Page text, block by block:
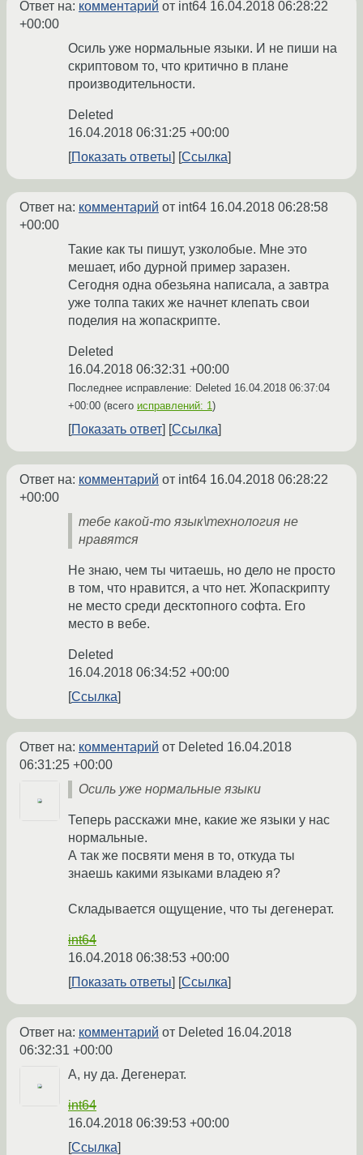
Ответ на: комментарий от int64 16.04.2018 06:28:22
+00:00
Осиль уже нормальные языки. И не пиши на
скриптовом то, что критично в плане
производительности.
Deleted
16.04.2018 06:31:25 +00:00
Показать ответы
Ссылка
Ответ на: комментарий от int64 16.04.2018 06:28:58
+00:00
Такие как ты пишут, узколобые. Мне это
мешает, ибо дурной пример заразен.
Сегодня одна обезьяна написала, а завтра
уже толпа таких же начнет клепать свои
поделия на жопаскрипте.
Deleted
16.04.2018 06:32:31 +00:00
Последнее исправление: Deleted 16.04.2018 06:37:04
+00:00 (всего исправлений: 1)
Показать ответ Ссылка
Ответ на: комментарий от int64 16.04.2018 06:28:22
+00:00
тебе какой-то язык\технология не
нравятся
Не знаю, чем ты читаешь, но дело не просто
в том, что нравится, а что нет. Жопаскрипту
не место среди десктопного софта. Его
место в вебе.
Deleted
16.04.2018 06:34:52 +00:00
Ссылка
Ответ на: комментарий от Deleted 16.04.2018
06:31:25 +00:00
Осиль уже нормальные языки
Теперь расскажи мне, какие же языки у нас
нормальные.
А так же посвяти меня в то, откуда ты
знаешь какими языками владею я?
Складывается ощущение, что ты дегенерат.
int64
16.04.2018 06:38:53 +00:00
Показать ответы
Ссылка
Ответ на: комментарий от Deleted 16.04.2018
06:32:31 +00:00
А, ну да. Дегенерат.
int64
16.04.2018 06:39:53 +00:00
Ссылка